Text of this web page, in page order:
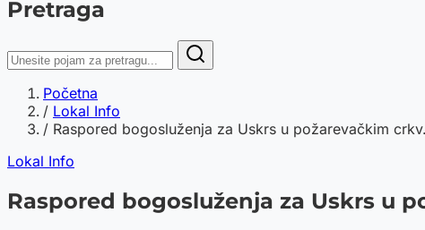
Pretraga
Početna
/ Lokal Info
/ Raspored bogosluženja za Uskrs u požarevačkim
Lokal Info
Raspored bogosluženja za Uskrs u